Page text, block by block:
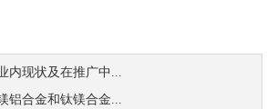
内现状及在推广中...
铝合金和钛镁合金...